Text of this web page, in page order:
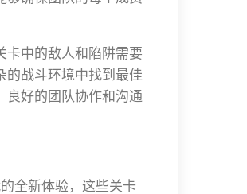
卡中的敌人和陷阱需要
的战斗环境中找到最佳
良好的团队协作和沟通
全新体验，这些关卡